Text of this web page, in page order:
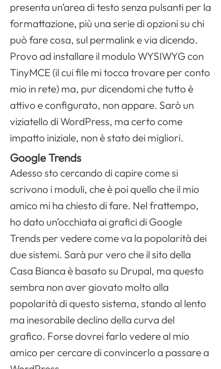
presenta un’area di testo senza pulsanti per la
formattazione, più una serie di opzioni su chi
può fare cosa, sul permalink e via dicendo.
Provo ad installare il modulo WYSIWYG con
TinyMCE (il cui file mi tocca trovare per conto
mio in rete) ma, pur dicendomi che tutto è
attivo e configurato, non appare. Sarò un
viziatello di WordPress, ma certo come
impatto iniziale, non è stato dei migliori.
Google Trends
Adesso sto cercando di capire come si
scrivono i moduli, che è poi quello che il mio
amico mi ha chiesto di fare. Nel frattempo,
ho dato un’occhiata ai grafici di Google
Trends per vedere come va la popolarità dei
due sistemi. Sarà pur vero che il sito della
Casa Bianca è basato su Drupal, ma questo
sembra non aver giovato molto alla
popolarità di questo sistema, stando al lento
ma inesorabile declino della curva del
grafico. Forse dovrei farlo vedere al mio
amico per cercare di convincerlo a passare a